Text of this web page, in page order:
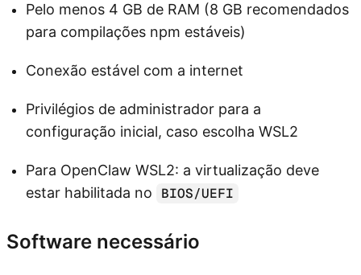
Pelo menos 4 GB de RAM (8 GB recomendados
para compilações npm estáveis)
Conexão estável com a internet
Privilégios de administrador para a
configuração inicial, caso escolha WSL2
Para OpenClaw WSL2: a virtualização deve
estar habilitada no
BIOS/UEFI
Software necessário